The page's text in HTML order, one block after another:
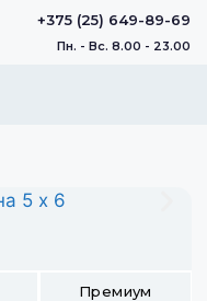
+375 (25) 649-89-69
Пн. - Вс. 8.00 - 23.00
Премиум